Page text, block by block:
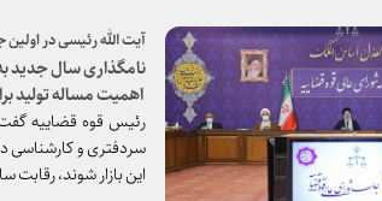
آیت الله رئیسی در اولین
نامگذاری سال جدید به
آنها به طور کامل
رئیس قوه قضاییه
سردفتری و کارشناسی
این بازار شوند،